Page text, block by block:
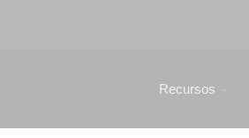
Recursos